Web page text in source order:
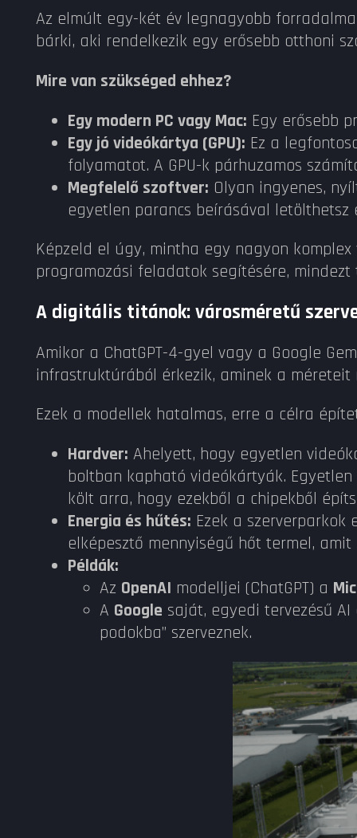
Az elmúlt egy-két év legnagyobb
bárki, aki rendelkezik egy erősebb otthoni
Mire van szükséged ehhez?
Egy modern PC vagy Mac: Egy erősebb
Egy jó videókártya (GPU): Ez a
folyamatot. A GPU-k párhuzamos
Megfelelő szoftver: Olyan ingyenes,
egyetlen parancs beírásával
Képzeld el úgy, mintha egy nagyon
programozási feladatok segítésére,
A digitális titánok: városméretű
Amikor a ChatGPT-4-gyel vagy a Google
infrastruktúrából érkezik, aminek a méreteit
Ezek a modellek hatalmas, erre a célra
Hardver: Ahelyett, hogy egyetlen
boltban kapható videókártyák. Egyetlen
költ arra, hogy ezekből a chipekből
Energia és hűtés: Ezek a
elképesztő mennyiségű hőt termel,
Példák:
Az OpenAI modelljei (ChatGPT) a
A Google saját, egyedi tervezésű
podokba” szerveznek.